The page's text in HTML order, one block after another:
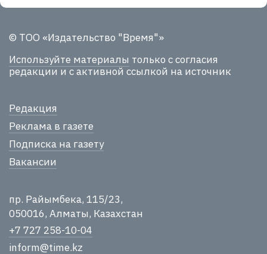
© ТОО «Издательство "Время"»
Используйте материалы только с согласия
редакции и с активной ссылкой на источник
Редакция
Реклама в газете
Подписка на газету
Вакансии
пр. Райымбека, 115/23,
050016, Алматы, Казахстан
+7 727 258-10-04
inform@time.kz